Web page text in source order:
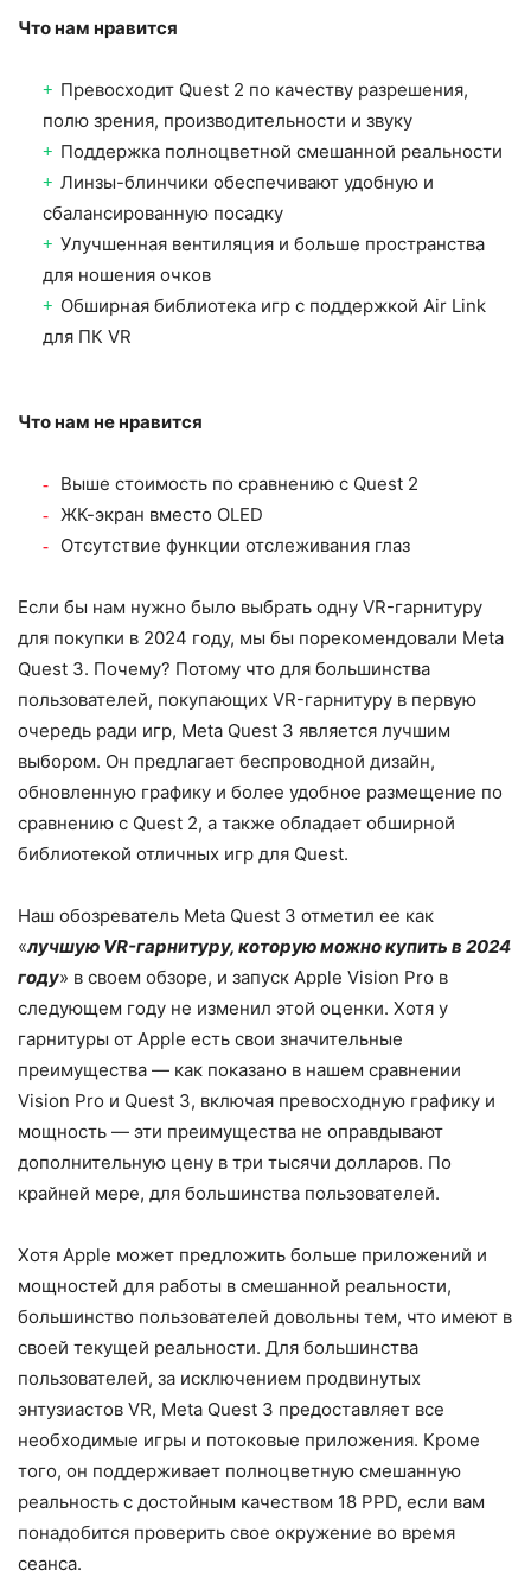
Что нам нравится
Превосходит Quest 2 по качеству разрешения,
полю зрения, производительности и звуку
Поддержка полноцветной смешанной реальности
Линзы-блинчики обеспечивают удобную и
сбалансированную посадку
Улучшенная вентиляция и больше пространства
для ношения очков
Обширная библиотека игр с поддержкой Air Link
для ПК VR
Что нам не нравится
Выше стоимость по сравнению с Quest 2
ЖК-экран вместо OLED
Отсутствие функции отслеживания глаз
Если бы нам нужно было выбрать одну VR-гарнитуру
для покупки в 2024 году, мы бы порекомендовали Meta
Quest 3. Почему? Потому что для большинства
пользователей, покупающих VR-гарнитуру в первую
очередь ради игр, Meta Quest 3 является лучшим
выбором. Он предлагает беспроводной дизайн,
обновленную графику и более удобное размещение по
сравнению с Quest 2, а также обладает обширной
библиотекой отличных игр для Quest.
Наш обозреватель Meta Quest 3 отметил ее как
«лучшую VR-гарнитуру, которую можно купить в 2024
году» в своем обзоре, и запуск Apple Vision Pro в
следующем году не изменил этой оценки. Хотя у
гарнитуры от Apple есть свои значительные
преимущества — как показано в нашем сравнении
Vision Pro и Quest 3, включая превосходную графику и
мощность — эти преимущества не оправдывают
дополнительную цену в три тысячи долларов. По
крайней мере, для большинства пользователей.
Хотя Apple может предложить больше приложений и
мощностей для работы в смешанной реальности,
большинство пользователей довольны тем, что имеют в
своей текущей реальности. Для большинства
пользователей, за исключением продвинутых
энтузиастов VR, Meta Quest 3 предоставляет все
необходимые игры и потоковые приложения. Кроме
того, он поддерживает полноцветную смешанную
реальность с достойным качеством 18 PPD, если вам
понадобится проверить свое окружение во время
сеанса.